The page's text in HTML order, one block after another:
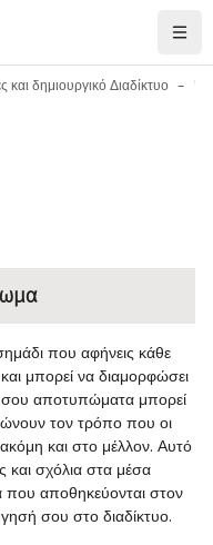
και δημιουργικό Διαδίκτυο
που αφήνεις κάθε
μπορεί να διαμορφώσει
σου αποτυπώματα μπορεί
τον τρόπο που οι
και στο μέλλον. Αυτό
και σχόλια στα μέσα
που αποθηκεύονται στον
σου στο διαδίκτυο.